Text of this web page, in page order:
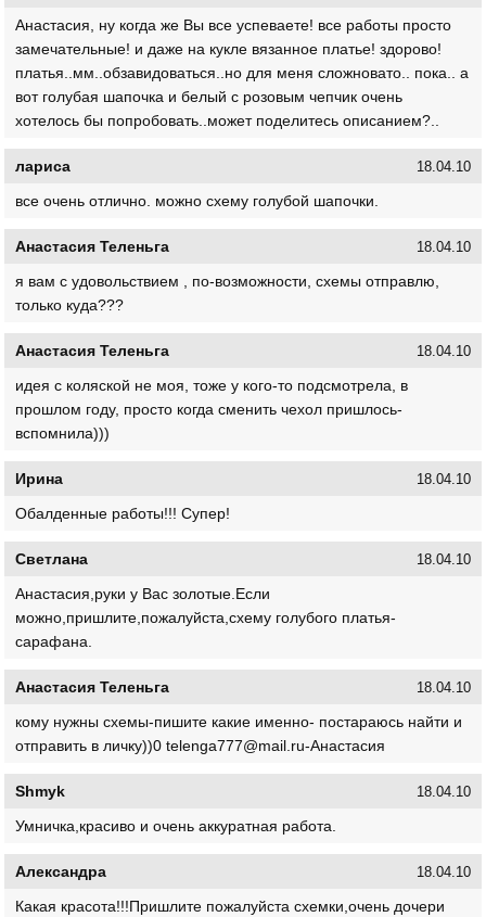
Анастасия, ну когда же Вы все успеваете! все работы просто
замечательные! и даже на кукле вязанное платье! здорово!
платья..мм..обзавидоваться..но для меня сложновато.. пока.. а
вот голубая шапочка и белый с розовым чепчик очень
хотелось бы попробовать..может поделитесь описанием?..
лариса 18.04.10
все очень отлично. можно схему голубой шапочки.
Анастасия Теленьга 18.04.10
я вам с удовольствием , по-возможности, схемы отправлю,
только куда???
Анастасия Теленьга 18.04.10
идея с коляской не моя, тоже у кого-то подсмотрела, в
прошлом году, просто когда сменить чехол пришлось-
вспомнила)))
Ирина 18.04.10
Обалденные работы!!! Супер!
Светлана 18.04.10
Анастасия,руки у Вас золотые.Если
можно,пришлите,пожалуйста,схему голубого платья-
сарафана.
Анастасия Теленьга 18.04.10
кому нужны схемы-пишите какие именно- постараюсь найти и
отправить в личку))0 telenga777@mail.ru-Анастасия
Shmyk 18.04.10
Умничка,красиво и очень аккуратная работа.
Александра 18.04.10
Какая красота!!!Пришлите пожалуйста схемки,очень дочери